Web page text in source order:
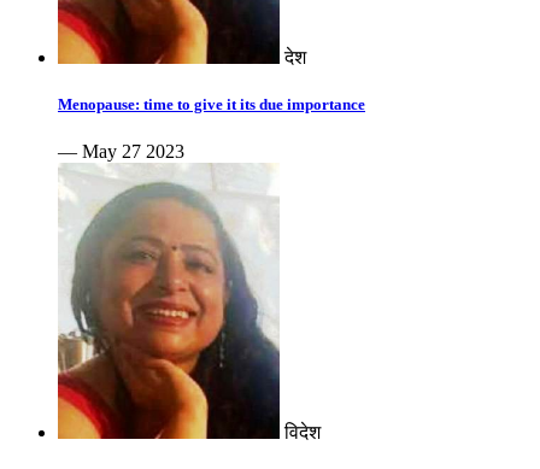
देश
Menopause: time to give it its due importance
— May 27 2023
विदेश